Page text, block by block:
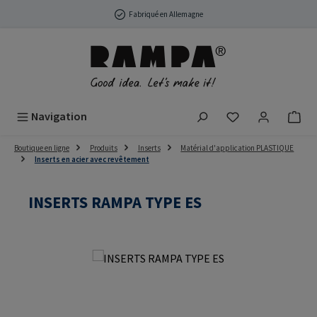
Passer au contenu principalFabriqué en Allemagne
Navigation Vous avez 0
Boutique en ligne Produits Inserts
Matérial d'application PLASTIQUE
Inserts en acier avec revêtement
INSERTS RAMPA TYPE ES
Ignorer la galerie d'images